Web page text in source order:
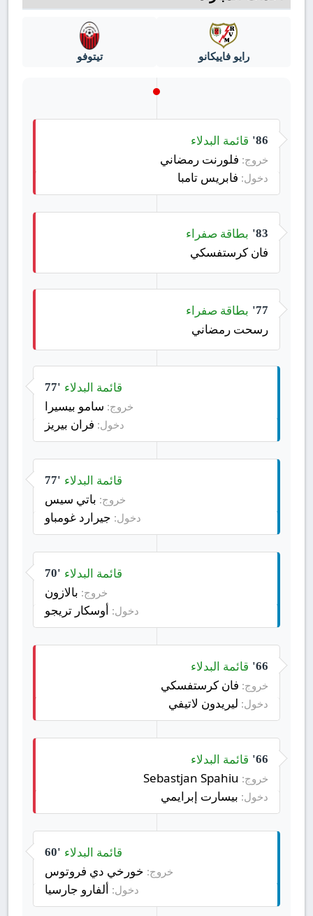
رايو فاييكانو تيتوفو
86' قائمة البدلاء
خروج: فلورنت رمضاني
دخول: فابريس تامبا
83' بطاقة صفراء
فان كرستفسكي
77'
بطاقة صفراء
رسحت رمضاني
77' قائمة البدلاء
خروج: سامو بيسيرا
دخول: فران بيريز
77' قائمة البدلاء
خروج: باتي سيس
دخول: جيرارد غومباو
70' قائمة البدلاء
خروج: بالازون
دخول: أوسكار تريجو
66' قائمة البدلاء
خروج: فان كرستفسكي
دخول: ليريدون لاتيفي
66' قائمة البدلاء
خروج:
دخول: بيسارت إبرايمي
60' قائمة البدلاء
خروج: خورخي دي فروتوس
دخول: ألفارو جارسيا